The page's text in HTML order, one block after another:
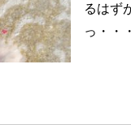
るはず
っ・・・